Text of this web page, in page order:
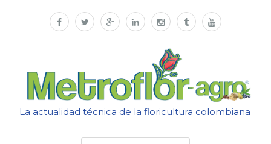
La actualidad técnica de la floricultura colombiana